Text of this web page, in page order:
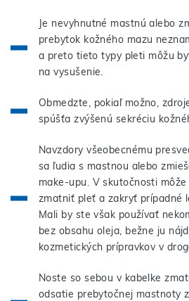
Je nevyhnutné mastnú alebo
prebytok kožného mazu
a preto tieto typy pleti môžu
na vysušenie.
Obmedzte, pokiaľ možno,
spúšťa zvýšenú sekréciu
Navzdory všeobecnému
sa ľudia s mastnou alebo
make-upu. V skutočnosti
zmatniť pleť a zakryť prípadné
Mali by ste však používať
bez obsahu oleja, bežne ju
kozmetických prípravkov v
Noste so sebou v kabelke
odsatie prebytočnej mastnoty